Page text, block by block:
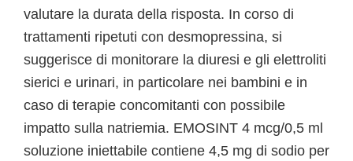
valutare la durata della risposta. In corso di
trattamenti ripetuti con desmopressina, si
suggerisce di monitorare la diuresi e gli elettroliti
sierici e urinari, in particolare nei bambini e in
caso di terapie concomitanti con possibile
impatto sulla natriemia. EMOSINT 4 mcg/0,5 ml
soluzione iniettabile contiene 4,5 mg di sodio per